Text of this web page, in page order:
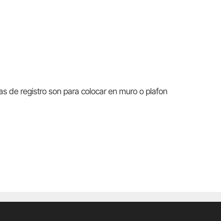
de registro son para colocar en muro o plafon